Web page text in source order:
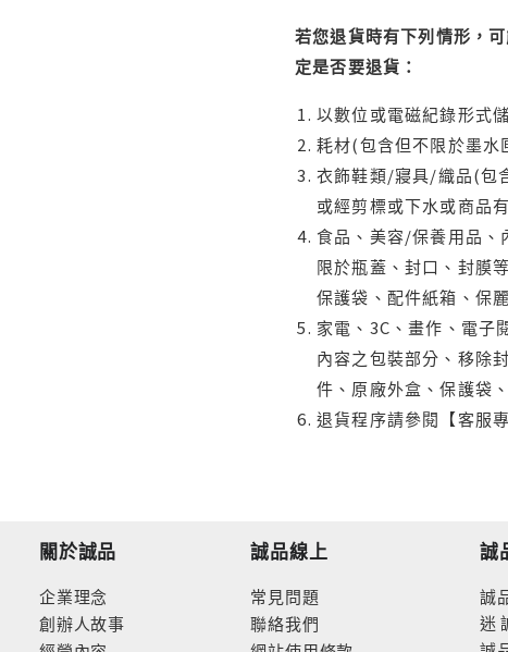
若您退貨時有下列情形，
定是否要退貨：
以數位或電磁紀錄形式
耗材(包含但不限於墨水
衣飾鞋類/寢具/織品(包
或經剪標或下水或商品
食品、美容/保養用品、
限於瓶蓋、封口、封膜
保護袋、配件紙箱、保
家電、3C、畫作、電子
內容之包裝部分、移除
件、原廠外盒、保護袋
退貨程序請參閱【客服
關於誠品
企業理念
創辦人故事
誠品線上
常見問題
聯絡我們
誠
誠
迷